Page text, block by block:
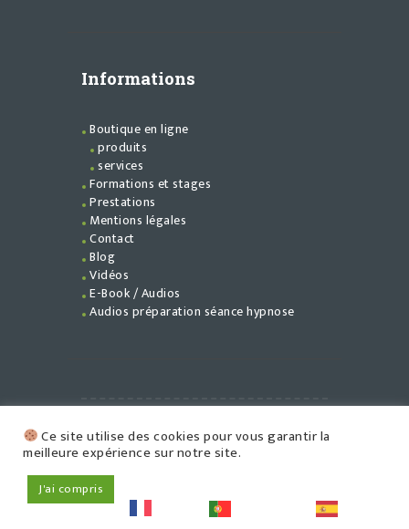
Informations
Boutique en ligne
produits
services
Formations et stages
Prestations
Mentions légales
Contact
Blog
Vidéos
E-Book / Audios
Audios préparation séance hypnose
Flamme En Soi
Tous droits réservés.
Ce site utilise des cookies pour vous garantir la
meilleure expérience sur notre site.
J'ai compris